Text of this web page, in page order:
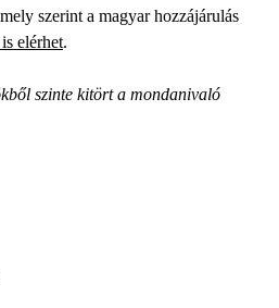
szerint a magyar hozzájárulás
elérhet.
szinte kitört a mondanivaló